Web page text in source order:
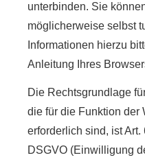
unterbinden. Sie
möglicherweise selbst
Informationen hierzu
Anleitung Ihres
Die Rechtsgrundlage
die für die Funktion der
erforderlich sind, ist
DSGVO (Einwilligung